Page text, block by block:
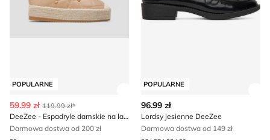
POPULARNE
59.99 zł 119.99 zł*
DeeZee - Espadryle damskie na lato
Darmowa dostwa od 200 zł
POPULARNE
96.99 zł
Lordsy jesienne DeeZee
Darmowa dostwa od 149 zł